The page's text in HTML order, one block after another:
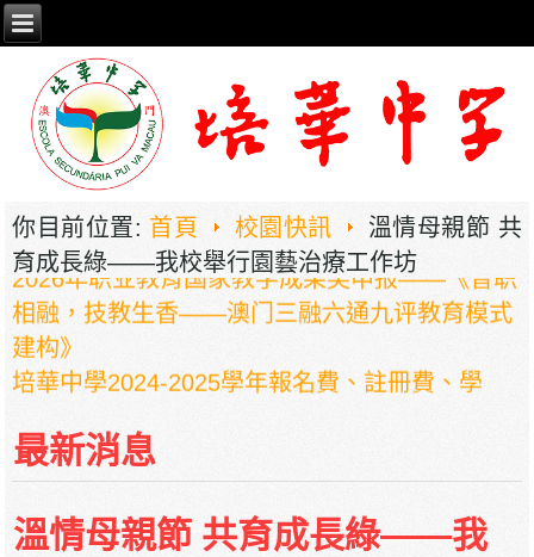
你目前位置: 首頁 校園快訊
溫情母親節 共
育成長綠——我校舉行園藝治療工作坊
2026年职业教育国家教学成果奖申报——《普职
相融，技教生香——澳门三融六通九评教育模式
建构》
培華中學2024-2025學年報名費、註冊費、學
費、補充服務費、學校選擇性服務費及學校代收
項目
培華中學收費項目一覽表
最新消息
溫情母親節 共育成長綠——我